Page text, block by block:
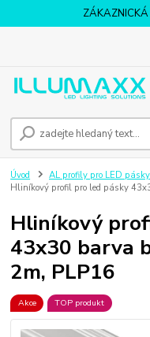
Úvod AL profily pro LED pásky
Hliníkový profil pro led pásky
Hliníkový
43x30 barva
2m, PLP16
Akce TOP produkt